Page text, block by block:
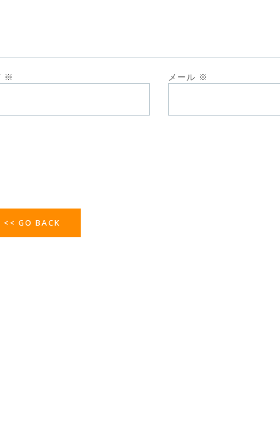
※ メール ※
<< GO BACK